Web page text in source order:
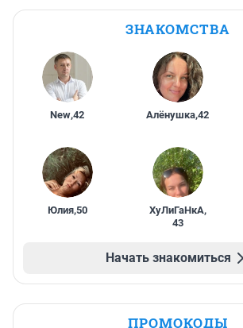
ЗНАКОМСТВА
New,42 Алёнушка,42
Юлия,50 ХуЛиГаНкА,
43
Начать знакомиться
ПРОМОКОДЫ